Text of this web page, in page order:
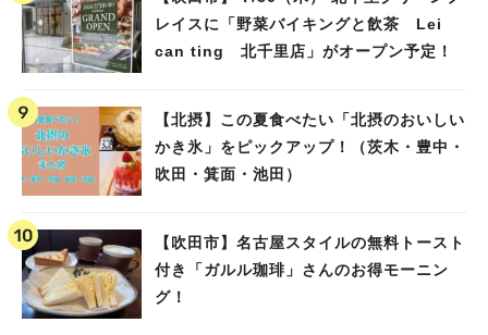
レイスに「野菜バイキングと飲茶 Lei
can ting 北千里店」がオープン予定！
【北摂】この夏食べたい「北摂のおいしい
かき氷」をピックアップ！（茨木・豊中・
吹田・箕面・池田）
【吹田市】名古屋スタイルの無料トースト
付き「ガルル珈琲」さんのお得モーニン
グ！